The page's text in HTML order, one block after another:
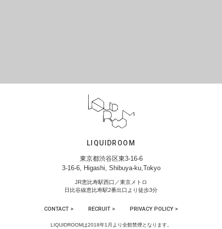
LIQUIDROOM
東京都渋谷区東3-16-6
3-16-6, Higashi, Shibuya-ku,Tokyo
JR恵比寿駅西口／東京メトロ
日比谷線恵比寿駅2番出口より徒歩3分
CONTACT > RECRUIT > PRIVACY POLICY >
LIQUIDROOMは2018年1月より全館禁煙となります。